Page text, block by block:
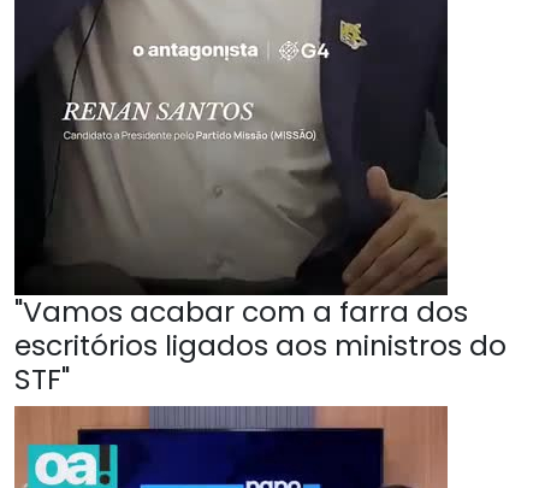
"Vamos acabar com a farra dos
escritórios ligados aos ministros do
STF"